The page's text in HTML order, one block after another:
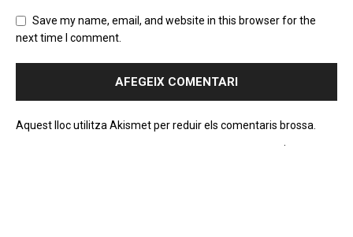
Save my name, email, and website in this browser for the
next time I comment.
Aquest lloc utilitza Akismet per reduir els comentaris brossa.
.